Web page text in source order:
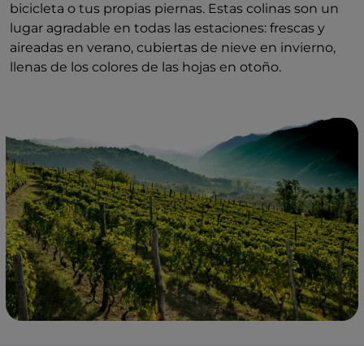
bicicleta o tus propias piernas. Estas colinas son un
lugar agradable en todas las estaciones: frescas y
aireadas en verano, cubiertas de nieve en invierno,
llenas de los colores de las hojas en otoño.